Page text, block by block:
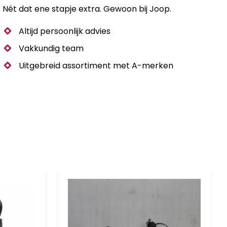
Nét dat ene stapje extra. Gewoon bij Joop.
Altijd persoonlijk advies
Vakkundig team
Uitgebreid assortiment met A-merken